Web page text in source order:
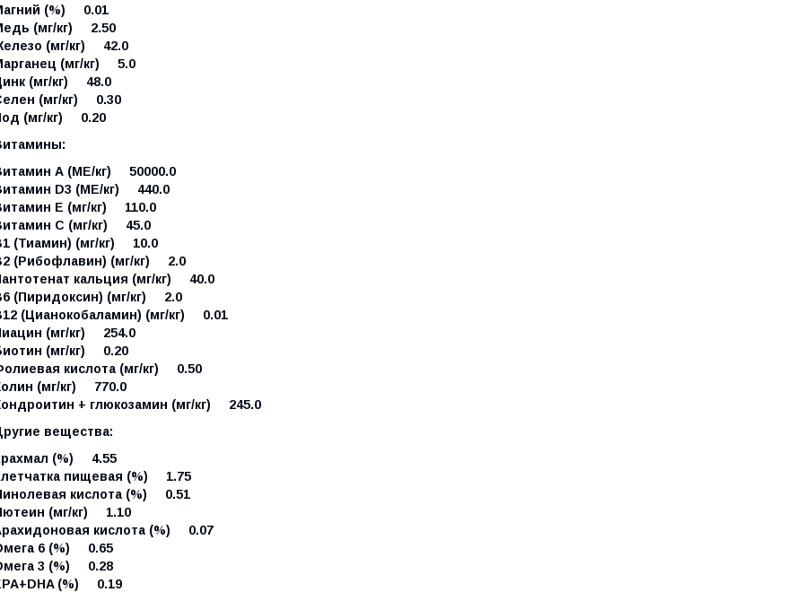
(%) 0.01
(мг/кг) 2.50
(мг/кг) 42.0
(мг/кг) 5.0
(мг/кг) 48.0
(мг/кг) 0.30
(мг/кг) 0.20
А (МЕ/кг) 50000.0
D3 (МЕ/кг) 440.0
Е (мг/кг) 110.0
С (мг/кг) 45.0
(Тиамин) (мг/кг) 10.0
(Рибофлавин) (мг/кг) 2.0
кальция (мг/кг) 40.0
(Пиридоксин) (мг/кг) 2.0
(Цианокобаламин) (мг/кг) 0.01
(мг/кг) 254.0
(мг/кг) 0.20
кислота (мг/кг) 0.50
(мг/кг) 770.0
+ глюкозамин (мг/кг) 245.0
вещества:
(%) 4.55
пищевая (%) 1.75
кислота (%) 0.51
(мг/кг) 1.10
кислота (%) 0.07
6 (%) 0.65
3 (%) 0.28
(%) 0.19